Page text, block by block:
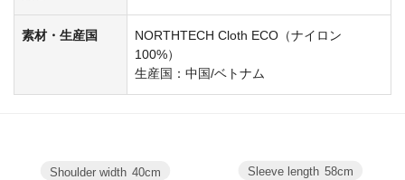
素材・生産国
NORTHTECH Cloth ECO（ナイロン
100%）
生産国：中国/ベトナム
Sleeve length 58cm
Shoulder width 40cm